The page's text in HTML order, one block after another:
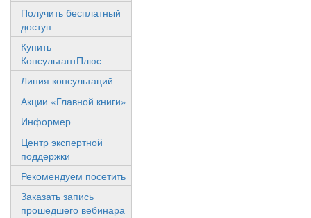
Получить бесплатный
доступ
Купить
КонсультантПлюс
Линия консультаций
Акции «Главной книги»
Информер
Центр экспертной
поддержки
Рекомендуем посетить
Заказать запись
прошедшего вебинара